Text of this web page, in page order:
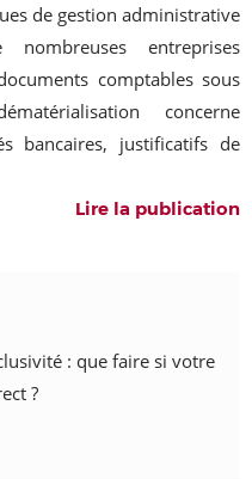
de gestion administrative
entreprises
comptables sous
concerne
bancaires, justificatifs de
Lire la publication